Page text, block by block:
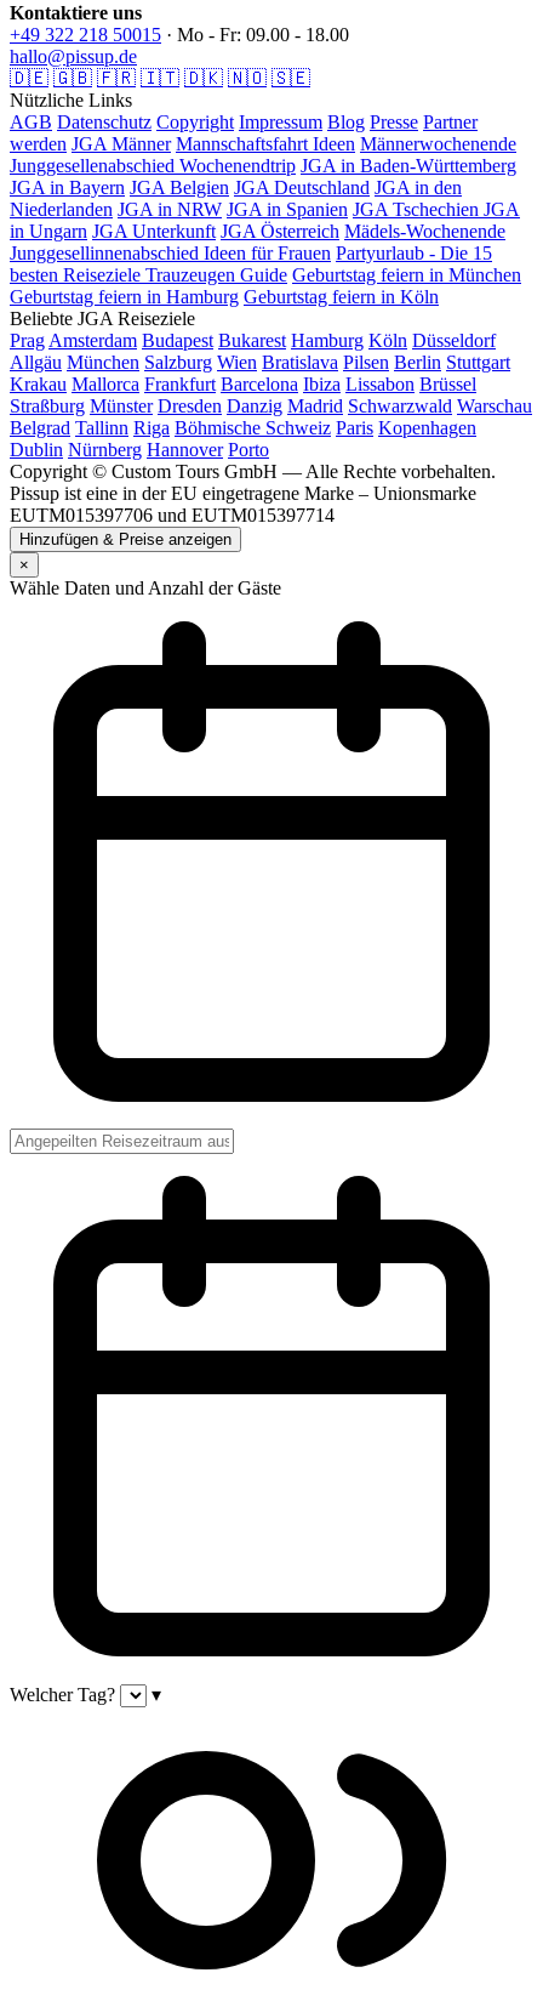
Kontaktiere uns
+49 322 218 50015 · Mo - Fr: 09.00 - 18.00
hallo@pissup.de
🇩🇪 🇬🇧 🇫🇷 🇮🇹 🇩🇰 🇳🇴 🇸🇪
Nützliche Links
AGB Datenschutz Copyright Impressum Blog Presse Partner
werden JGA Männer Mannschaftsfahrt Ideen Männerwochenende
Junggesellenabschied Wochenendtrip JGA in Baden-Württemberg
JGA in Bayern JGA Belgien JGA Deutschland JGA in den
Niederlanden JGA in NRW JGA in Spanien JGA Tschechien JGA
in Ungarn JGA Unterkunft JGA Österreich Mädels-Wochenende
Junggesellinnenabschied Ideen für Frauen Partyurlaub - Die 15
besten Reiseziele Trauzeugen Guide Geburtstag feiern in München
Geburtstag feiern in Hamburg Geburtstag feiern in Köln
Beliebte JGA Reiseziele
Prag Amsterdam Budapest Bukarest Hamburg Köln Düsseldorf
Allgäu München Salzburg Wien Bratislava Pilsen Berlin Stuttgart
Krakau Mallorca Frankfurt Barcelona Ibiza Lissabon Brüssel
Straßburg Münster Dresden Danzig Madrid Schwarzwald Warschau
Belgrad Tallinn Riga Böhmische Schweiz Paris Kopenhagen
Dublin Nürnberg Hannover Porto
Copyright © Custom Tours GmbH — Alle Rechte vorbehalten.
Pissup ist eine in der EU eingetragene Marke – Unionsmarke
EUTM015397706 und EUTM015397714
Hinzufügen & Preise anzeigen
×
Wähle Daten und Anzahl der Gäste
Welcher Tag? ▾